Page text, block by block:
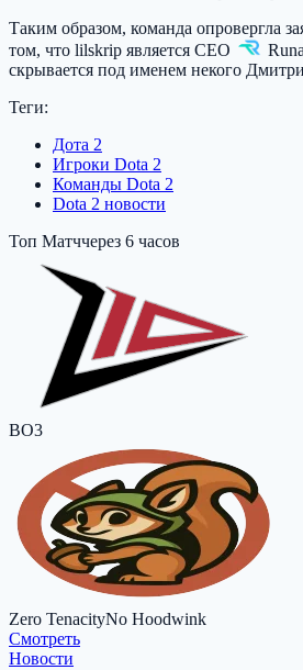
Таким образом, команда опровергла
том, что lilskrip является CEO
скрывается под именем некого
Теги:
Дота 2
Игроки Dota 2
Команды Dota 2
Dota 2 новости
Топ Матччерез 6 часов
BO3
Zero TenacityNo Hoodwink
Cмотреть
Новости